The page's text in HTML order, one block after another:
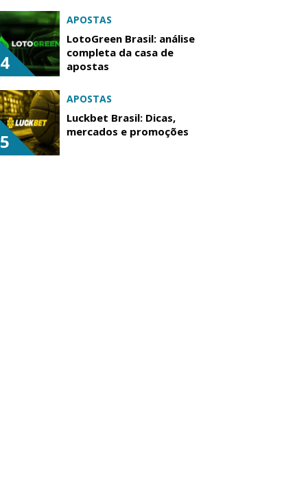
4
APOSTAS
LotoGreen Brasil: análise
completa da casa de
apostas
5
APOSTAS
Luckbet Brasil: Dicas,
mercados e promoções